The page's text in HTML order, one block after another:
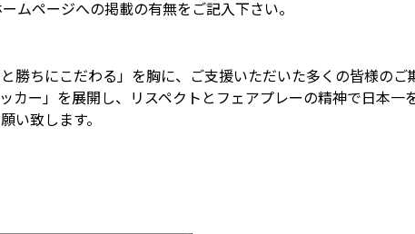
ムページへの掲載の有無をご記入下さい。
勝ちにこだわる」を胸に、ご支援いただいた多くの皆様の
カー」を展開し、リスペクトとフェアプレーの精神で日本一
い致します。